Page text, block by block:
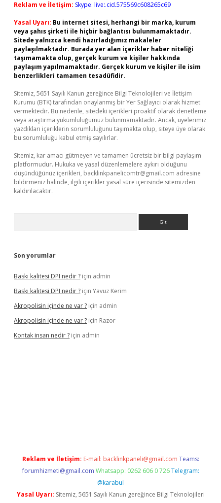
Reklam ve İletişim: Skype: live:.cid.575569c608265c69
Yasal Uyarı: Bu internet sitesi, herhangi bir marka, kurum
veya şahıs şirketi ile hiçbir bağlantısı bulunmamaktadır.
Sitede yalnızca kendi hazırladığımız makaleler
paylaşılmaktadır. Burada yer alan içerikler haber niteliği
taşımamakta olup, gerçek kurum ve kişiler hakkında
paylaşım yapılmamaktadır. Gerçek kurum ve kişiler ile isim
benzerlikleri tamamen tesadüfidir.
Sitemiz, 5651 Sayılı Kanun gereğince Bilgi Teknolojileri ve İletişim
Kurumu (BTK) tarafından onaylanmış bir Yer Sağlayıcı olarak hizmet
vermektedir. Bu nedenle, sitedeki içerikleri proaktif olarak denetleme
veya araştırma yükümlülüğümüz bulunmamaktadır. Ancak, üyelerimiz
yazdıkları içeriklerin sorumluluğunu taşımakta olup, siteye üye olarak
bu sorumluluğu kabul etmiş sayılırlar.
Sitemiz, kar amacı gütmeyen ve tamamen ücretsiz bir bilgi paylaşım
platformudur. Hukuka ve yasal düzenlemelere aykırı olduğunu
düşündüğünüz içerikleri, backlinkpanelicomtr@gmail.com adresine
bildirmeniz halinde, ilgili içerikler yasal süre içerisinde sitemizden
kaldırılacaktır.
Son yorumlar
Baskı kalitesi DPI nedir ? için admin
Baskı kalitesi DPI nedir ? için Yavuz Kerim
Akropolisin içinde ne var ? için admin
Akropolisin içinde ne var ? için Razor
Kontak insan nedir ? için admin
Reklam ve İletişim: E-mail: backlinkpaneli@gmail.com Teams:
forumhizmeti@gmail.com Whatsapp: 0262 606 0 726 Telegram:
@karabul
Yasal Uyarı: Sitemiz, 5651 Sayılı Kanun gereğince Bilgi Teknolojileri